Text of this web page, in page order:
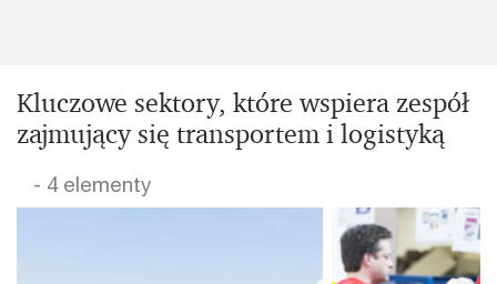
Kluczowe sektory, które wspiera zespół
zajmujący się transportem i logistyką
- 4 elementy